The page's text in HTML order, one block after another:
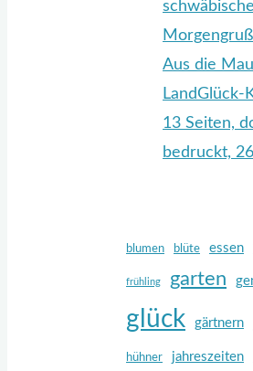
Aus die
LandGlück-
13 Seiten,
bedruckt,
blumen blüte essen
frühling garten
glück gärtnern
hühner jahreszeiten